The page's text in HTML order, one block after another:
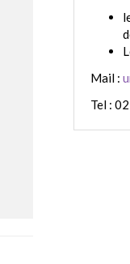
Mail :
Tel :